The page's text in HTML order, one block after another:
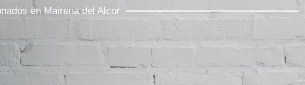
en Mairena del Alcor